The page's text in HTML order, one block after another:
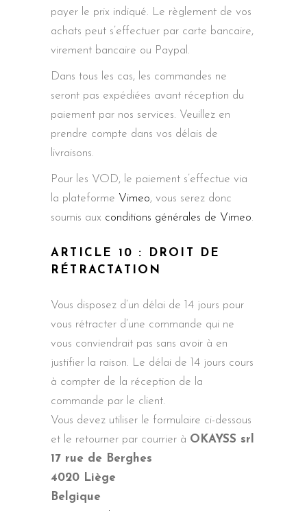
payer le prix indiqué. Le règlement de vos
achats peut s’effectuer par carte bancaire,
virement bancaire ou Paypal.
Dans tous les cas, les commandes ne
seront pas expédiées avant réception du
paiement par nos services. Veuillez en
prendre compte dans vos délais de
livraisons.
Pour les VOD, le paiement s’effectue via
la plateforme Vimeo, vous serez donc
soumis aux conditions générales de Vimeo.
ARTICLE 10 : DROIT DE
RÉTRACTATION
Vous disposez d’un délai de 14 jours pour
vous rétracter d’une commande qui ne
vous conviendrait pas sans avoir à en
justifier la raison. Le délai de 14 jours cours
à compter de la réception de la
commande par le client.
Vous devez utiliser le formulaire ci-dessous
et le retourner par courrier à OKAYSS srl
17 rue de Berghes
4020 Liège
Belgique